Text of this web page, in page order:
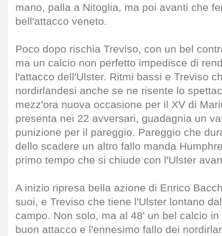
mano, palla a Nitoglia, ma poi avanti che
bell'attacco veneto.
Poco dopo rischia Treviso, con un bel
ma un calcio non perfetto impedisce di
l'attacco dell'Ulster. Ritmi bassi e Treviso
nordirlandesi anche se ne risente lo
mezz'ora nuova occasione per il XV di
presenta nei 22 avversari, guadagnia un
punizione per il pareggio. Pareggio che
dello scadere un altro fallo manda
primo tempo che si chiude con l'Ulster
A inizio ripresa bella azione di Enrico
suoi, e Treviso che tiene l'Ulster lontano
campo. Non solo, ma al 48' un bel calcio
buon attacco e l'ennesimo fallo dei